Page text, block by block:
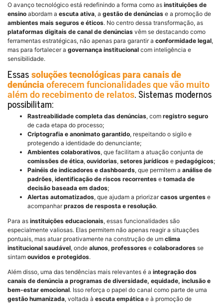
O avanço tecnológico está redefinindo a forma como as instituições de
ensino abordam a escuta ativa, a gestão de denúncias e a promoção de
ambientes mais seguros e éticos. No centro dessa transformação, as
plataformas digitais de canal de denúncias vêm se destacando como
ferramentas estratégicas, não apenas para garantir a conformidade legal,
mas para fortalecer a governança institucional com inteligência e
sensibilidade.
Essas soluções tecnológicas para canais de
denúncia oferecem funcionalidades que vão muito
além do recebimento de relatos. Sistemas modernos
possibilitam:
Rastreabilidade completa das denúncias, com registro seguro
de cada etapa do processo;
Criptografia e anonimato garantido, respeitando o sigilo e
protegendo a identidade do denunciante;
Ambientes colaborativos, que facilitam a atuação conjunta de
comissões de ética, ouvidorias, setores jurídicos e pedagógicos;
Painéis de indicadores e dashboards, que permitem a análise de
padrões, identificação de riscos recorrentes e tomada de
decisão baseada em dados;
Alertas automatizados, que ajudam a priorizarcasos urgentes e
acompanharprazos de resposta e resolução.
Para as instituições educacionais, essas funcionalidades são
especialmente valiosas. Elas permitem não apenas reagir a situações
pontuais, mas atuar proativamente na construção de um clima
institucional saudável, onde alunos, professores e colaboradores se
sintam ouvidos e protegidos.
Além disso, uma das tendências mais relevantes é a integração dos
canais de denúncia a programas de diversidade, equidade, inclusão e
bem-estar emocional. Isso reforça o papel do canal como parte de uma
gestão humanizada, voltada à escuta empática e à promoção de